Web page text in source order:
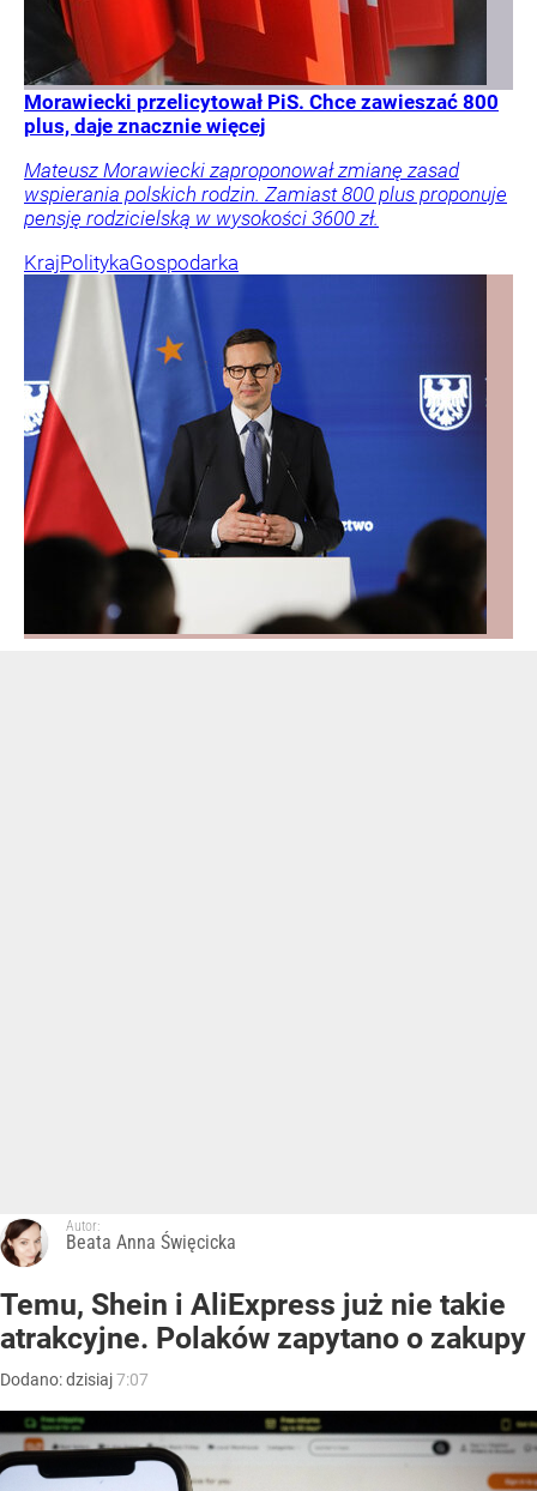
Morawiecki przelicytował PiS. Chce zawieszać 800
plus, daje znacznie więcej
Mateusz Morawiecki zaproponował zmianę zasad
wspierania polskich rodzin. Zamiast 800 plus proponuje
pensję rodzicielską w wysokości 3600 zł.
KrajPolitykaGospodarka
Autor:
Beata Anna Święcicka
Temu, Shein i AliExpress już nie takie
atrakcyjne. Polaków zapytano o zakupy
Dodano:dzisiaj7:07